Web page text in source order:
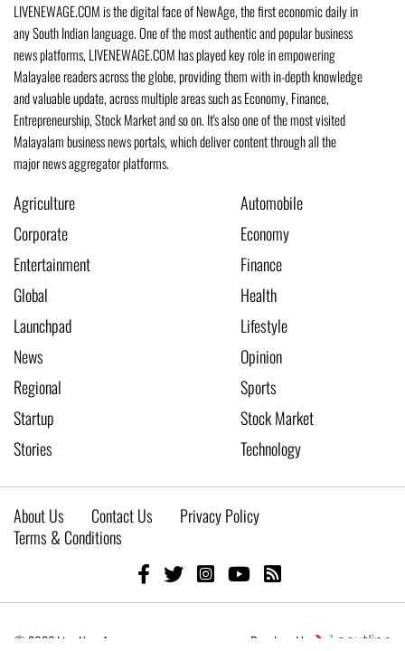
LIVENEWAGE.COM is the digital face of NewAge, the first economic daily in
any South Indian language. One of the most authentic and popular business
news platforms, LIVENEWAGE.COM has played key role in empowering
Malayalee readers across the globe, providing them with in-depth knowledge
and valuable update, across multiple areas such as Economy, Finance,
Entrepreneurship, Stock Market and so on. It's also one of the most visited
Malayalam business news portals, which deliver content through all the
major news aggregator platforms.
Agriculture
Automobile
Corporate
Economy
Entertainment
Finance
Global
Health
Launchpad
Lifestyle
News
Opinion
Regional
Sports
Startup
Stock Market
Stories
Technology
About Us Contact Us
Privacy Policy
Terms & Conditions
© 2026 Live New Age Developed by